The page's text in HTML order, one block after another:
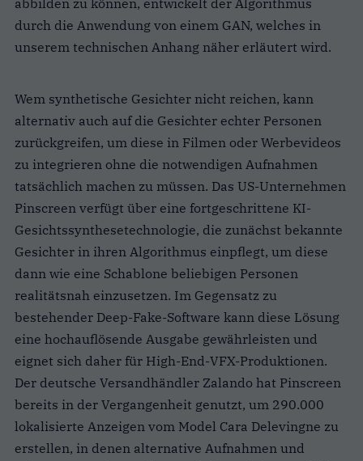
abbilden zu können, entwickelt der Algorithmus
durch die Anwendung von einem GAN, welches in
unserem technischen Anhang näher erläutert wird.
Wem synthetische Gesichter nicht reichen, kann
alternativ auch auf die Gesichter echter Personen
zurückgreifen, um diese in Filmen oder Werbevideos
zu integrieren ohne die notwendigen Aufnahmen
tatsächlich machen zu müssen. Das US-Unternehmen
Pinscreen verfügt über eine fortgeschrittene KI-
Gesichtssynthesetechnologie, die zunächst bekannte
Gesichter in ihren Algorithmus einpflegt, um diese
dann wie eine Schablone beliebigen Personen
realitätsnah einzusetzen. Im Gegensatz zu
bestehender Deep-Fake-Software kann diese Lösung
eine hochauflösende Ausgabe gewährleisten und
eignet sich daher für High-End-VFX-Produktionen.
Der deutsche Versandhändler Zalando hat Pinscreen
bereits in der Vergangenheit genutzt, um 290.000
lokalisierte Anzeigen vom Model Cara Delevingne zu
erstellen, in denen alternative Aufnahmen und